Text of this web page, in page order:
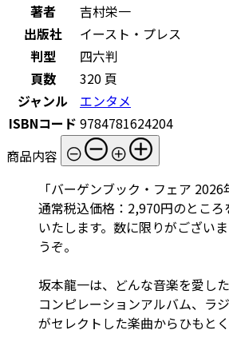
著者
吉村栄一
出版社
イースト・プレス
判型
四六判
頁数
320 頁
ジャンル
エンタメ
ISBNコード 9784781624204
商品内容
「バーゲンブック・フェア 2026
通常税込価格：2,970円のところ
いたします。数に限りがござい
うぞ。
坂本龍一は、どんな音楽を愛した
コンピレーションアルバム、ラ
がセレクトした楽曲からひもとく